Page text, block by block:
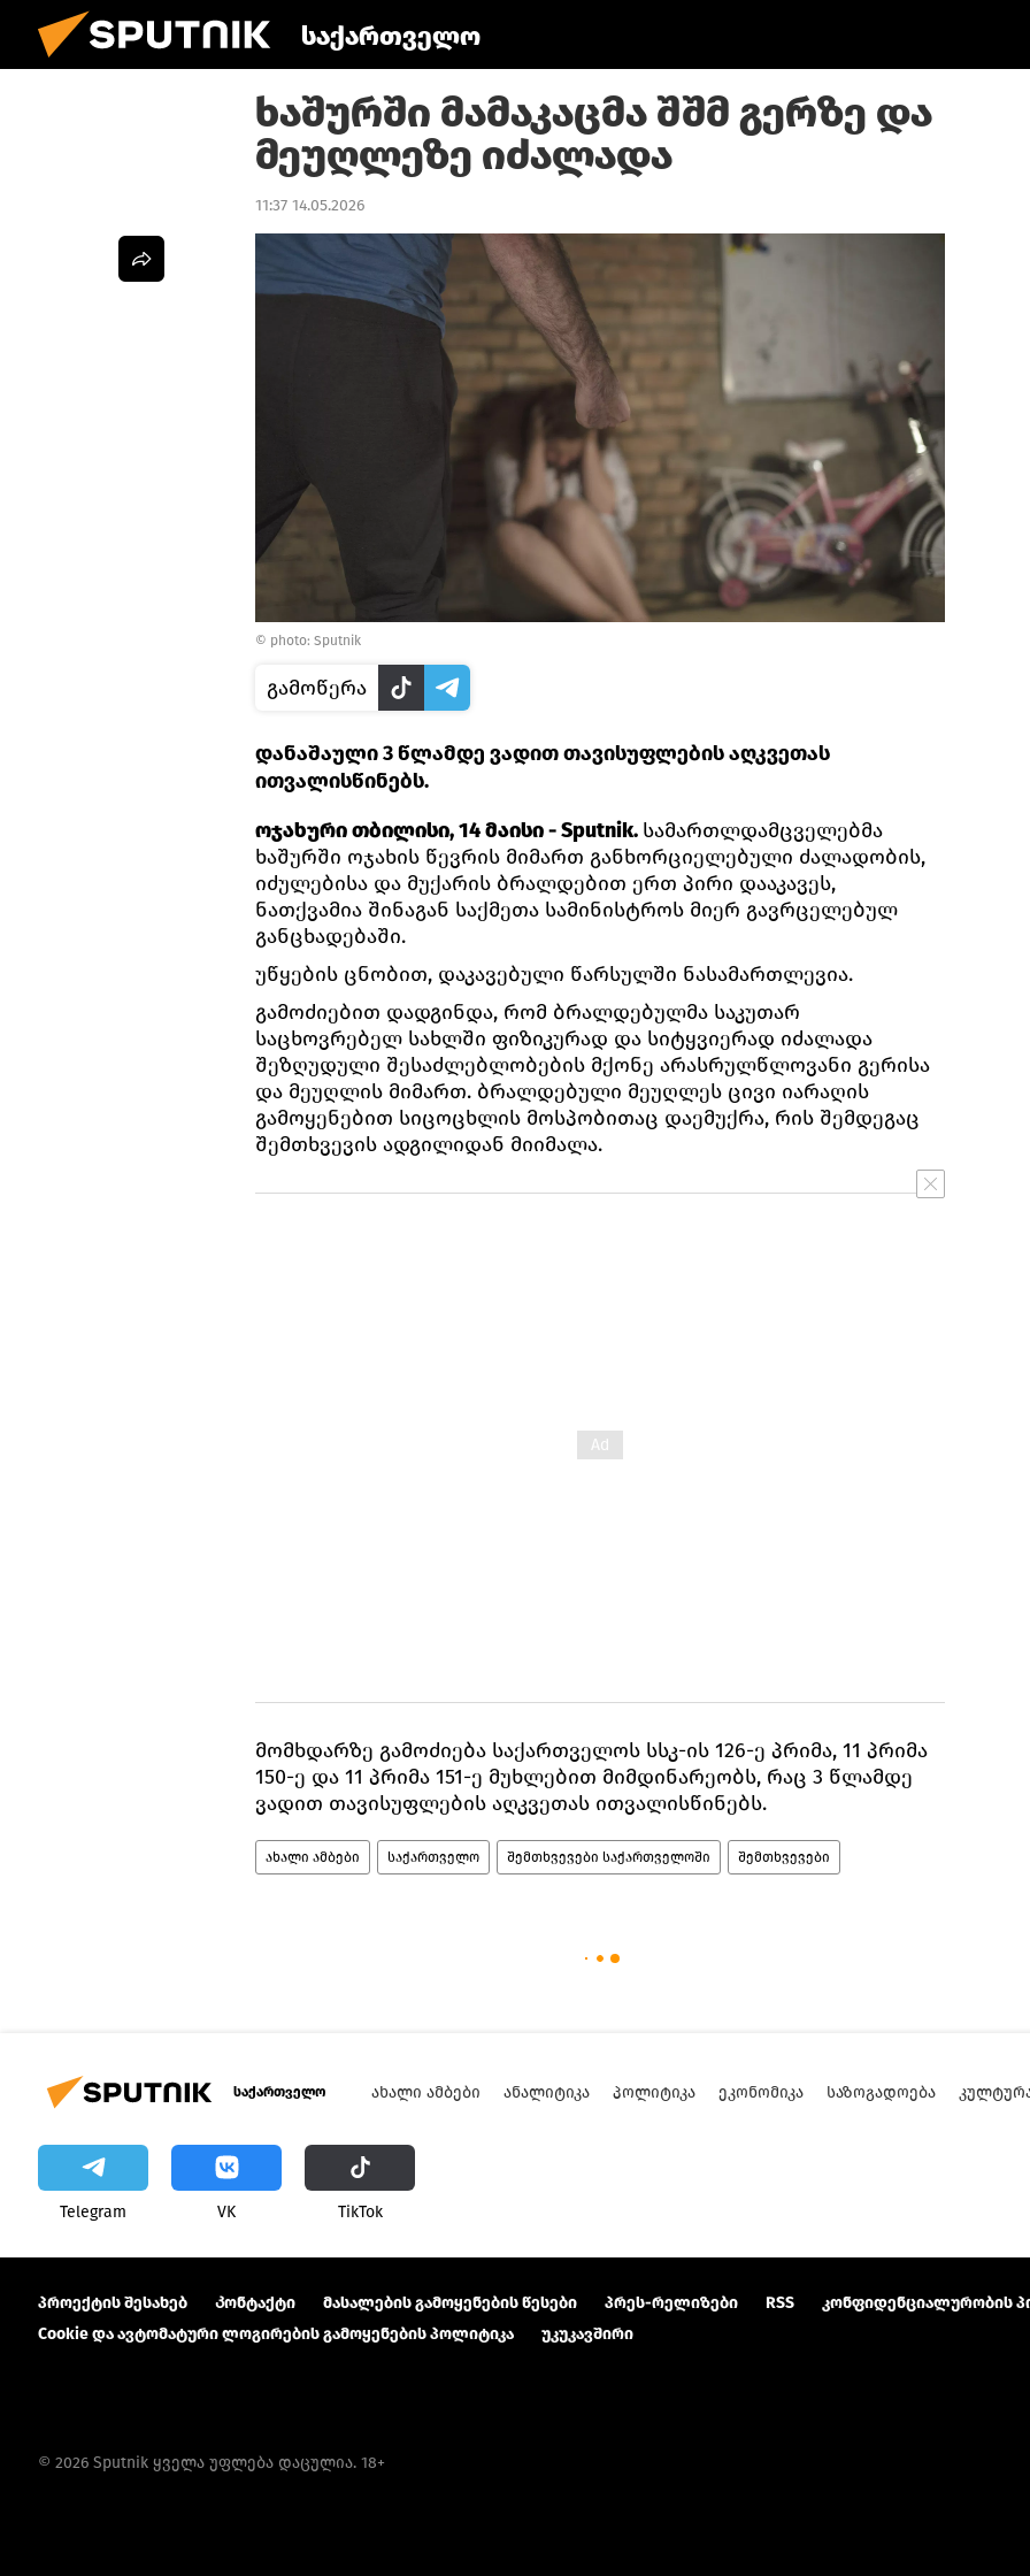
საქართველო
ხაშურში მამაკაცმა შშმ გერზე და
მეუღლეზე იძალადა
11:37 14.05.2026
© photo: Sputnik
გამოწერა
დანაშაული 3 წლამდე ვადით თავისუფლების აღკვეთას
ითვალისწინებს.
ოჯახური თბილისი, 14 მაისი - Sputnik. სამართლდამცველებმა
ხაშურში ოჯახის წევრის მიმართ განხორციელებული ძალადობის,
იძულებისა და მუქარის ბრალდებით ერთ პირი დააკავეს,
ნათქვამია შინაგან საქმეთა სამინისტროს მიერ გავრცელებულ
განცხადებაში.
უწყების ცნობით, დაკავებული წარსულში ნასამართლევია.
გამოძიებით დადგინდა, რომ ბრალდებულმა საკუთარ
საცხოვრებელ სახლში ფიზიკურად და სიტყვიერად იძალადა
შეზღუდული შესაძლებლობების მქონე არასრულწლოვანი გერისა
და მეუღლის მიმართ. ბრალდებული მეუღლეს ცივი იარაღის
გამოყენებით სიცოცხლის მოსპობითაც დაემუქრა, რის შემდეგაც
შემთხვევის ადგილიდან მიიმალა.
მომხდარზე გამოძიება საქართველოს სსკ-ის 126-ე პრიმა, 11 პრიმა
150-ე და 11 პრიმა 151-ე მუხლებით მიმდინარეობს, რაც 3 წლამდე
ვადით თავისუფლების აღკვეთას ითვალისწინებს.
ახალი ამბები საქართველო შემთხვევები საქართველოში შემთხვევები
საქართველო ᲐᲮᲐᲚᲘ ᲐᲛᲑᲔᲑᲘ ᲐᲜᲐᲚᲘᲢᲘᲙᲐ ᲞᲝᲚᲘᲢᲘᲙᲐ ᲔᲙᲝᲜᲝᲛᲘᲙᲐ ᲡᲐᲖᲝᲒᲐᲓᲝᲔᲑᲐ
Telegram VK ТikТоk
პროექტის შესახებ Კონტაქტი მასალების გამოყენების წესები პრეს-რელიზები RSS
კონფიდენციალურობის
Cookie და ავტომატური ლოგირების გამოყენების პოლიტიკა
უკუკავშირი
© 2026 Sputnik ყველა უფლება დაცულია. 18+